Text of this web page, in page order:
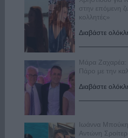
στην επόμενη
κολλητές»
Διαβάστε
Μάρα Ζαχαρέα:
Πάρο με την
Διαβάστε
Ιωάννα
Αντώνη Σροίτερ